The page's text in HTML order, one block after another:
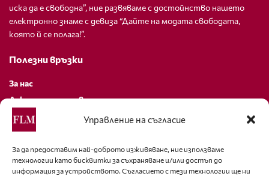
Управление на съгласие
За да предоставим най-доброто изживяване, ние използваме
технологии като бисквитки за съхраняване и/или достъп до
информация за устройството. Съгласието с тези технологии ще ни
иска да е свободна”, ние развяваме с достойнство нашето
електронно знаме с девиза “Дайте на модата свободата,
която й се полага!”.
Полезни връзки
За нас
Декларация за поверителност
Политика за бисквитки
За контакти
editor@fashion-lifestyle.net